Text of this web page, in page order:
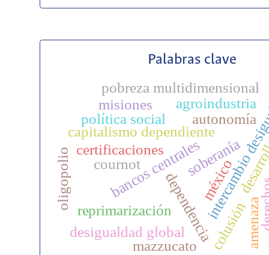
Palabras clave
capitalismo dependiente
soberanía
autonomía
bancos centrales
dependencia
agroindustria
reprimarización
certificaciones
desigualdad global
pobreza multidimensional
política social
méxico
oligopolio
colusiónamenaza
cournot
mazzucato
misiones